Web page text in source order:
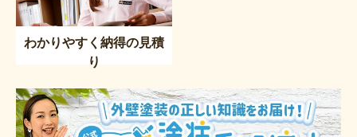
わかりやすく納得の見積
り